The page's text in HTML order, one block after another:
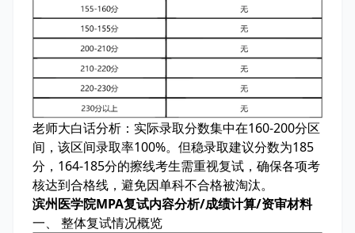
老师大白话分析： 实际录取分数集中在160-200分区
间，该区间录取率100%。但稳录取建议分数为185
分，164-185分的擦线考生需重视复试，确保各项考
核达到合格线，避免因单科不合格被淘汰。
滨州医学院MPA复试内容分析/成绩计算/资审材料
一、 整体复试情况概览